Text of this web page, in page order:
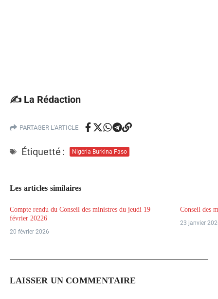
✍️ La Rédaction
PARTAGER L'ARTICLE
Étiquetté : Nigéria Burkina Faso
Les articles similaires
Compte rendu du Conseil des ministres du jeudi 19
février 20226
20 février 2026
Conseil des
23 janvier
LAISSER UN COMMENTAIRE